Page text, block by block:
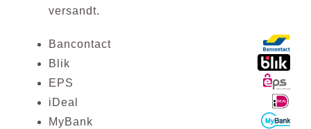
versandt.
Bancontact
Blik
EPS
iDeal
MyBank